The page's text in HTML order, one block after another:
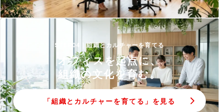
STEP04｜組織とカルチャーを育てる
オフィスを起点に、
組織の文化を育む。
「組織とカルチャーを育てる」を見る